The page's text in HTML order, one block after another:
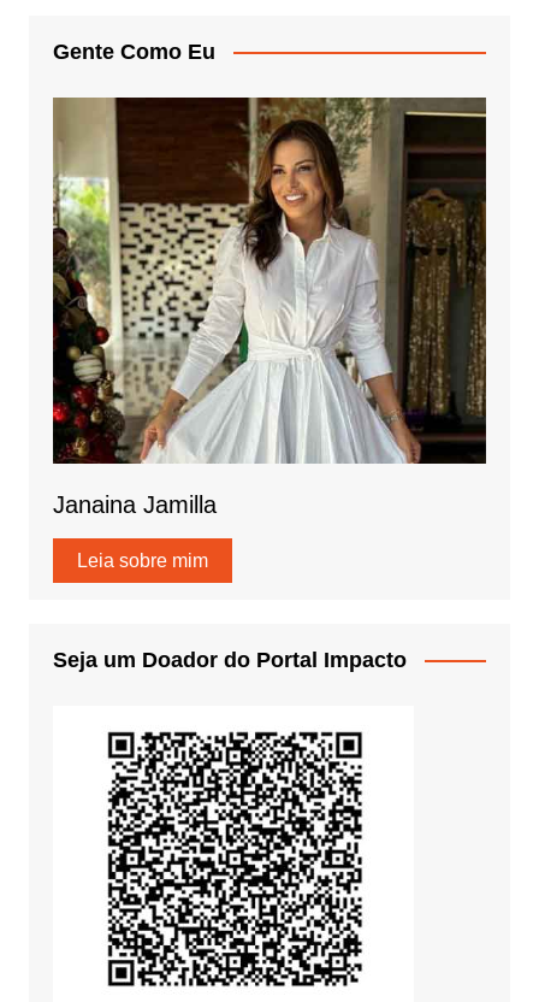
Gente Como Eu
Janaina Jamilla
Leia sobre mim
Seja um Doador do Portal Impacto